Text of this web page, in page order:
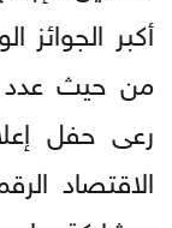
أكبر
من حيث عدد
رعى حفل
الاقتصاد